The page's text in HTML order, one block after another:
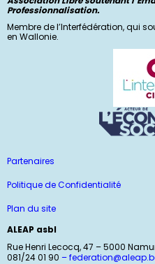
Professionnalisation.
Membre de l’Interfédération, qui
en Wallonie.
Partenaires
Politique de Confidentialité
Plan du site
ALEAP asbl
Rue Henri Lecocq, 47 – 5000
081/24 01 90 –